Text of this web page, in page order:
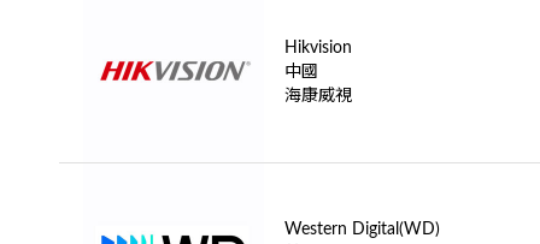
Hikvision
中國
海康威視
Western Digital(WD)